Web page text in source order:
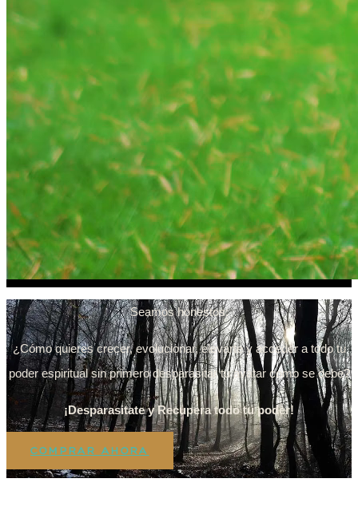
Seamos honestos:
¿Cómo quieres crecer, evolucionar, elevarte y acceder a todo tu
poder espiritual sin primero desparasitar tu avatar como se debe?
¡Desparasitate y Recupera todo tu poder!
COMPRAR AHORA